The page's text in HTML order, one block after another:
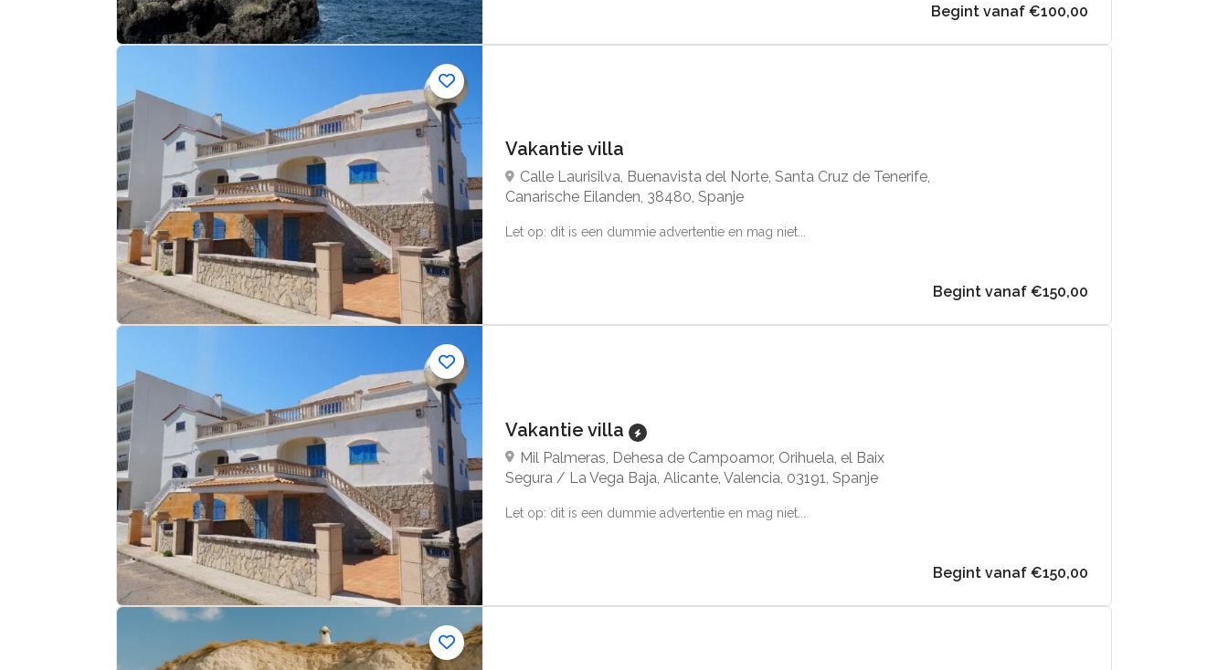
Begint vanaf €100,00
Vakantie villa
Calle Laurisilva, Buenavista del Norte, Santa Cruz de Tenerife,
Canarische Eilanden, 38480, Spanje
Let op: dit is een dummie advertentie en mag niet...
Begint vanaf €150,00
Vakantie villa
Mil Palmeras, Dehesa de Campoamor, Orihuela, el Baix
Segura / La Vega Baja, Alicante, Valencia, 03191, Spanje
Let op: dit is een dummie advertentie en mag niet...
Begint vanaf €150,00